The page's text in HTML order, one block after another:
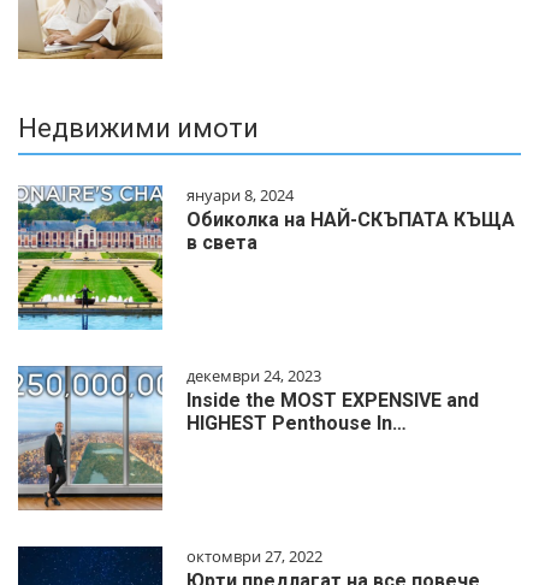
Недвижими имоти
януари 8, 2024
Обиколка на НАЙ-СКЪПАТА КЪЩА
в света
декември 24, 2023
Inside the MOST EXPENSIVE and
HIGHEST Penthouse In…
октомври 27, 2022